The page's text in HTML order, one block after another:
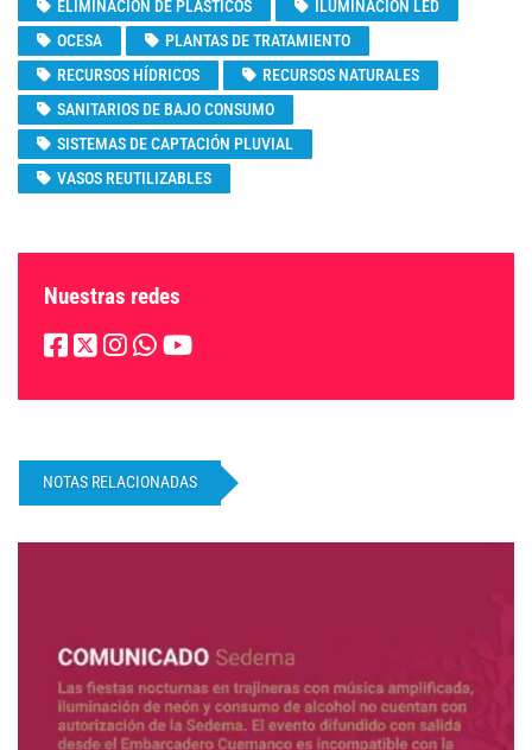
ELIMINACIÓN DE PLÁSTICOS
ILUMINACIÓN LED
OCESA
PLANTAS DE TRATAMIENTO
RECURSOS HÍDRICOS
RECURSOS NATURALES
SANITARIOS DE BAJO CONSUMO
SISTEMAS DE CAPTACIÓN PLUVIAL
VASOS REUTILIZABLES
Nuestras redes
NOTAS RELACIONADAS